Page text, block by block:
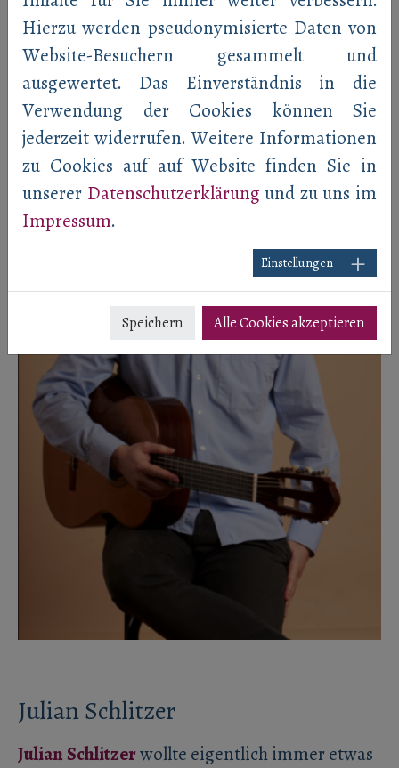
sie mehrere CDs ein.
Julian Schlitzer
Julian Schlitzerwollte eigentlich immer etwas
Hierzu werden pseudonymisierte Daten von
Website-Besuchern gesammelt und
ausgewertet. Das Einverständnis in die
Verwendung der Cookies können Sie
jederzeit widerrufen. Weitere Informationen
zu Cookies auf auf Website finden Sie in
unserer Datenschutzerklärung und zu uns im
Impressum.
Einstellungen
Speichern Alle Cookies akzeptieren